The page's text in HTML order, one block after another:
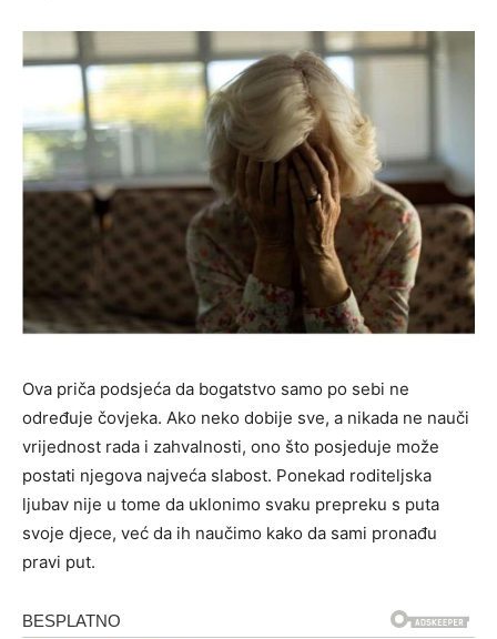
Ova priča podsjeća da bogatstvo samo po sebi ne
određuje čovjeka. Ako neko dobije sve, a nikada ne nauči
vrijednost rada i zahvalnosti, ono što posjeduje može
postati njegova najveća slabost. Ponekad roditeljska
ljubav nije u tome da uklonimo svaku prepreku s puta
svoje djece, već da ih naučimo kako da sami pronađu
pravi put.